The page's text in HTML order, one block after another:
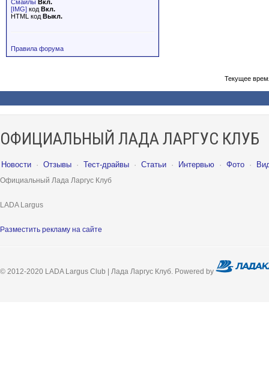
Смайлы Вкл.
[IMG] код Вкл.
HTML код Выкл.
Правила форума
Текущее
ОФИЦИАЛЬНЫЙ ЛАДА ЛАРГУС КЛУБ
Новости · Отзывы · Тест-драйвы · Статьи · Интервью · Фото ·
Официальный Лада Ларгус Клуб
LADA Largus
Разместить рекламу на сайте
© 2012-2020 LADA Largus Club | Лада Ларгус Клуб. Powered by